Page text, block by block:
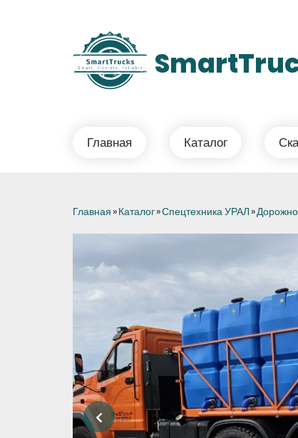
Главная Каталог
Вы здесь
Главная »Каталог»Спецтехника УРАЛ »